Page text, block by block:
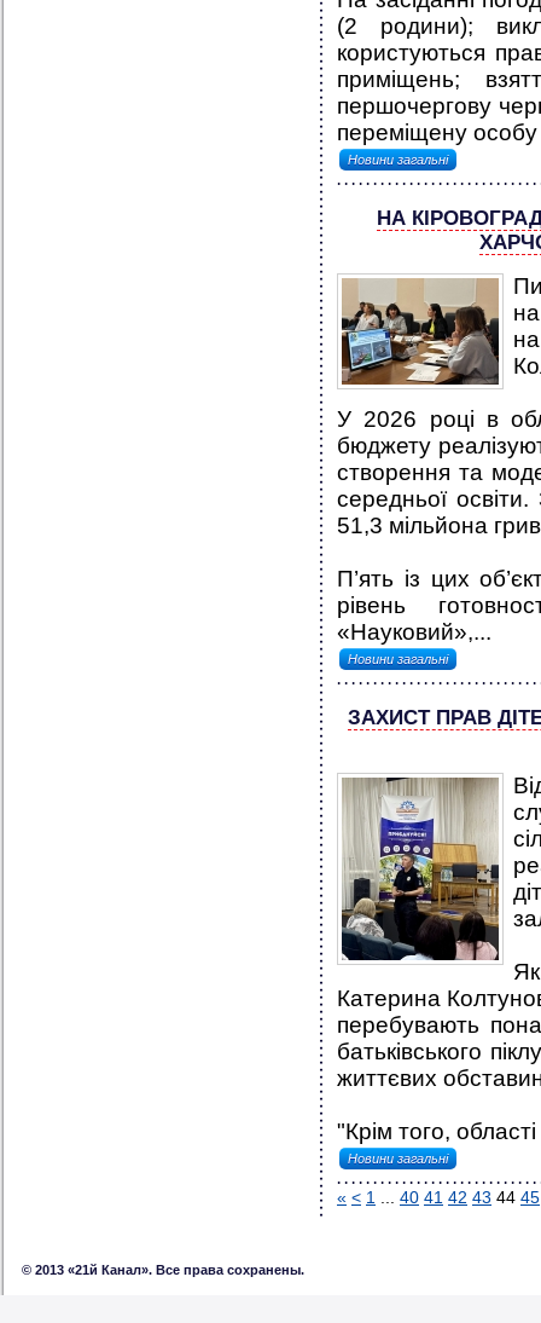
(2 родини);
користуються
приміщень;
першочергову
переміщену особу
Новини загальні
НА
У 2026 році в
бюджету
створення та
середньої
51,3 мільйона
П’ять із цих
рівень
«Науковий»,...
Новини загальні
ЗАХИСТ ПРАВ
Катерина
перебувають
батьківського
життєвих
"Крім того,
Новини загальні
« < 1 40 41 42 43 44 45
© 2013 «21й Канал». Все права сохранены.